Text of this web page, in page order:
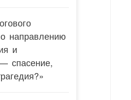
направлению
и
спасение,